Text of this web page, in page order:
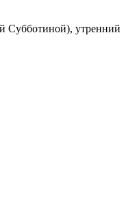
Субботиной), утренний